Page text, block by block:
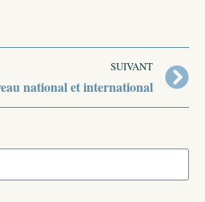
SUIVANT
national et international